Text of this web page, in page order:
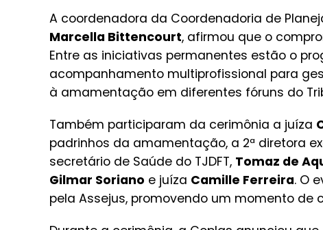
A coordenadora da Coordenadoria de
Marcella Bittencourt, afirmou que o
Entre as iniciativas permanentes estão o
acompanhamento multiprofissional para
à amamentação em diferentes fóruns do
Também participaram da cerimônia a juíza
padrinhos da amamentação, a 2ª diretora
secretário de Saúde do TJDFT, Tomaz de
Gilmar Soriano e juíza Camille Ferreira. O
pela Assejus, promovendo um momento de